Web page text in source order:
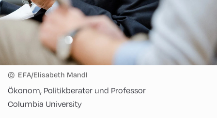
© EFA/Elisabeth Mandl
Ökonom, Politikberater und Professor
Columbia University